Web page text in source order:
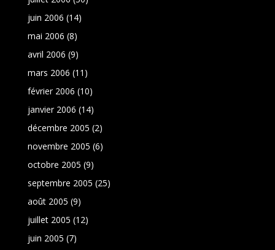
juin 2006 (14)
mai 2006 (8)
avril 2006 (9)
mars 2006 (11)
février 2006 (10)
janvier 2006 (14)
décembre 2005 (2)
novembre 2005 (6)
octobre 2005 (9)
septembre 2005 (25)
août 2005 (9)
juillet 2005 (12)
juin 2005 (7)